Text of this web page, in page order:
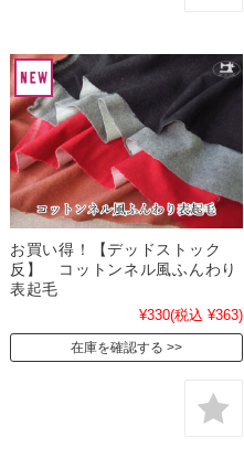
お買い得！【デッドストック
反】 コットンネル風ふんわり
表起毛
¥330(税込 ¥363)
在庫を確認する